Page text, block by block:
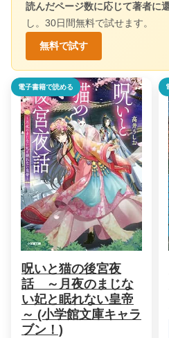
読んだページ数に応じて著者に
し。30日間無料で試せます。
無料で試す
電子書籍で読める
呪いと猫の後宮夜
話 ～月夜のまじな
い妃と眠れない皇帝
～ (小学館文庫キャラ
ブン！)